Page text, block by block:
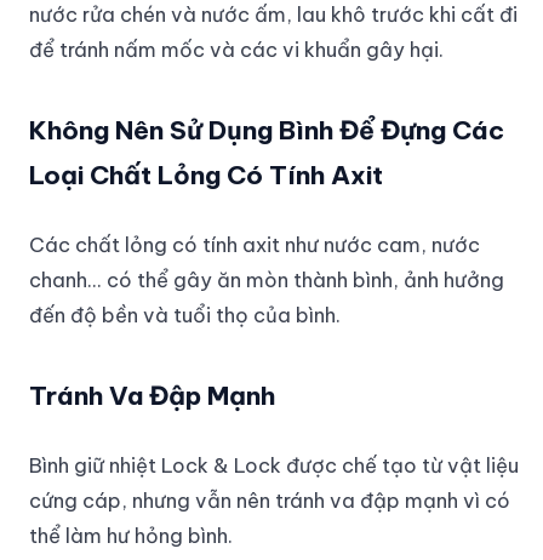
nước rửa chén và nước ấm, lau khô trước khi cất đi
để tránh nấm mốc và các vi khuẩn gây hại.
Không Nên Sử Dụng Bình Để Đựng Các
Loại Chất Lỏng Có Tính Axit
Các chất lỏng có tính axit như nước cam, nước
chanh... có thể gây ăn mòn thành bình, ảnh hưởng
đến độ bền và tuổi thọ của bình.
Tránh Va Đập Mạnh
Bình giữ nhiệt Lock & Lock được chế tạo từ vật liệu
cứng cáp, nhưng vẫn nên tránh va đập mạnh vì có
thể làm hư hỏng bình.